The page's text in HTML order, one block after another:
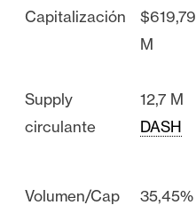
Capitalización
$619,79
M
Supply
circulante
12,7 M
DASH
Volumen/Cap 35,45%